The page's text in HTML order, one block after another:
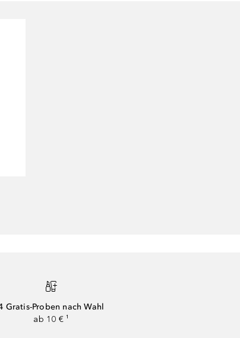
Gratis-Proben nach Wahl
ab 10 € ¹